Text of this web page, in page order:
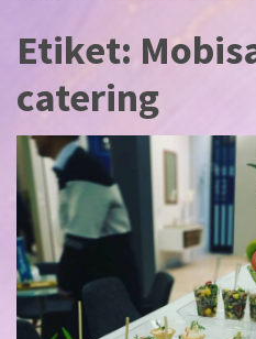
Etiket:
catering